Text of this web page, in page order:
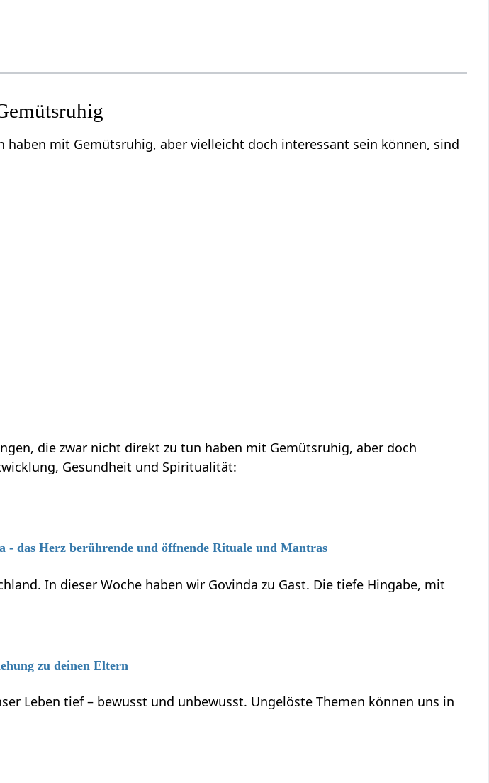
doch interessant sein können, sind
zwar nicht direkt zu tun haben mit Gemütsruhig‏‎, aber doch
Gesundheit und Spiritualität:
- das Herz berührende und öffnende Rituale und Mantras
In dieser Woche haben wir Govinda zu Gast. Die tiefe Hingabe, mit
zu deinen Eltern
Leben tief – bewusst und unbewusst. Ungelöste Themen können uns in